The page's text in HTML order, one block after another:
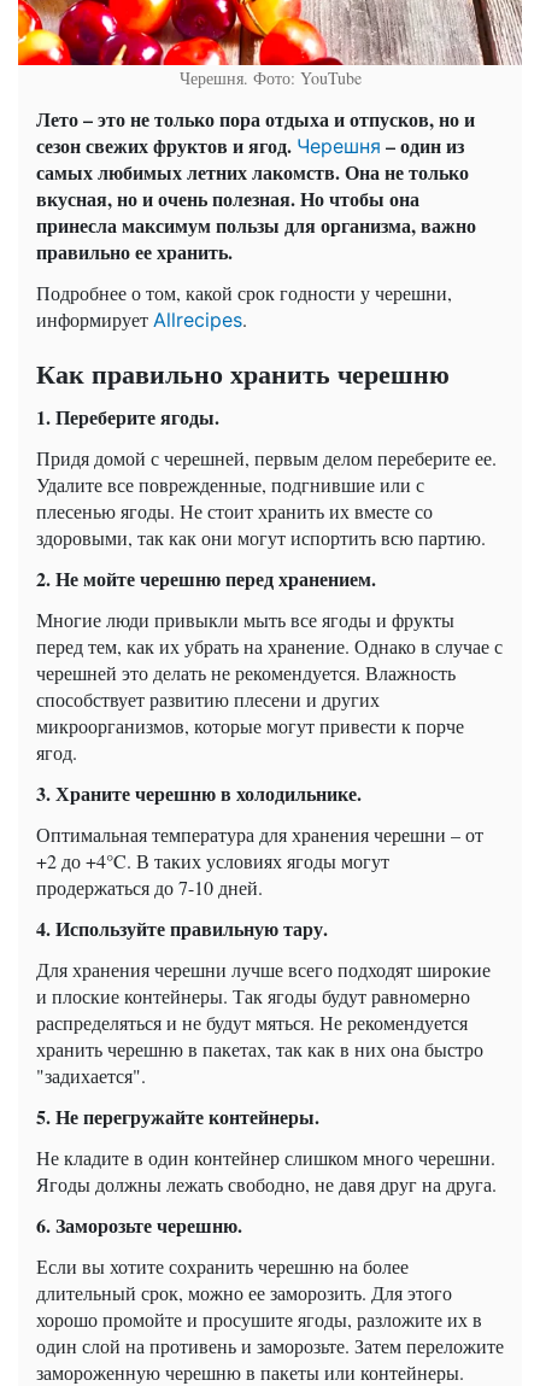
Черешня. Фото: YouTube
Лето – это не только пора отдыха и отпусков, но и
сезон свежих фруктов и ягод. Черешня – один из
самых любимых летних лакомств. Она не только
вкусная, но и очень полезная. Но чтобы она
принесла максимум пользы для организма, важно
правильно ее хранить.
Подробнее о том, какой срок годности у черешни,
информирует Аllrecipes.
Как правильно хранить черешню
1. Переберите ягоды.
Придя домой с черешней, первым делом переберите ее.
Удалите все поврежденные, подгнившие или с
плесенью ягоды. Не стоит хранить их вместе со
здоровыми, так как они могут испортить всю партию.
2. Не мойте черешню перед хранением.
Многие люди привыкли мыть все ягоды и фрукты
перед тем, как их убрать на хранение. Однако в случае с
черешней это делать не рекомендуется. Влажность
способствует развитию плесени и других
микроорганизмов, которые могут привести к порче
ягод.
3. Храните черешню в холодильнике.
Оптимальная температура для хранения черешни – от
+2 до +4°C. В таких условиях ягоды могут
продержаться до 7-10 дней.
4. Используйте правильную тару.
Для хранения черешни лучше всего подходят широкие
и плоские контейнеры. Так ягоды будут равномерно
распределяться и не будут мяться. Не рекомендуется
хранить черешню в пакетах, так как в них она быстро
"задихается".
5. Не перегружайте контейнеры.
Не кладите в один контейнер слишком много черешни.
Ягоды должны лежать свободно, не давя друг на друга.
6. Заморозьте черешню.
Если вы хотите сохранить черешню на более
длительный срок, можно ее заморозить. Для этого
хорошо промойте и просушите ягоды, разложите их в
один слой на противень и заморозьте. Затем переложите
замороженную черешню в пакеты или контейнеры.